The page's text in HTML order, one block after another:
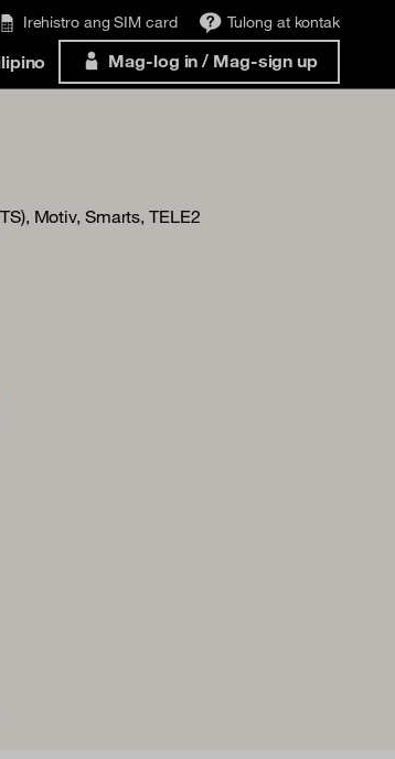
Irehistro ang SIM card Tulong at kontak
Mag-log in / Mag-sign up
Motiv, Smarts, TELE2